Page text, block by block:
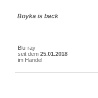
Boyka is back
Blu-ray
seit dem 25.01.2018
im Handel